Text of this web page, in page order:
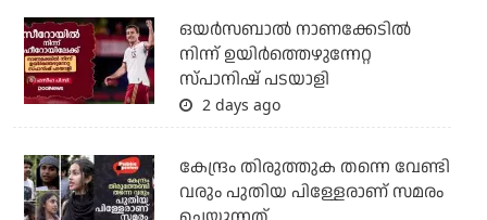
ഒയര്‍സബാൽ നാണക്കേടിൽ
നിന്ന് ഉയിർത്തെഴുന്നേറ്റ
സ്പാനിഷ് പടയാളി
2 days ago
കേന്ദ്രം തിരുത്തുക തന്നെ വേണ്ടി
വരും പുതിയ പിള്ളേരാണ് സമരം